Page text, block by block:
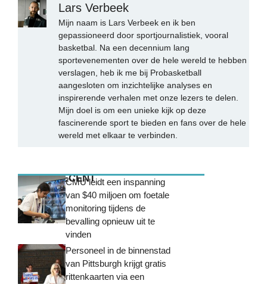
Lars Verbeek
Mijn naam is Lars Verbeek en ik ben
gepassioneerd door sportjournalistiek, vooral
basketbal. Na een decennium lang
sportevenementen over de hele wereld te hebben
verslagen, heb ik me bij Probasketball
aangesloten om inzichtelijke analyses en
inspirerende verhalen met onze lezers te delen.
Mijn doel is om een unieke kijk op deze
fascinerende sport te bieden en fans over de hele
wereld met elkaar te verbinden.
MEEST RECENTCMU leidt een inspanning
van $40 miljoen om foetale
monitoring tijdens de
bevalling opnieuw uit te
vinden
Personeel in de binnenstad
van Pittsburgh krijgt gratis
rittenkaarten via een